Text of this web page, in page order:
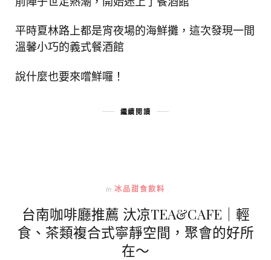
平時夏林路上都是宵夜場的海鮮攤，這次發現一間
溫馨小巧的義式餐酒館
說什麼也要來嚐鮮囉！
繼續閱讀
In 冰品甜食飲料
台南咖啡廳推薦 汏凉TEA&CAFE｜輕
食、茶類複合式寧靜空間，聚會的好所
在～